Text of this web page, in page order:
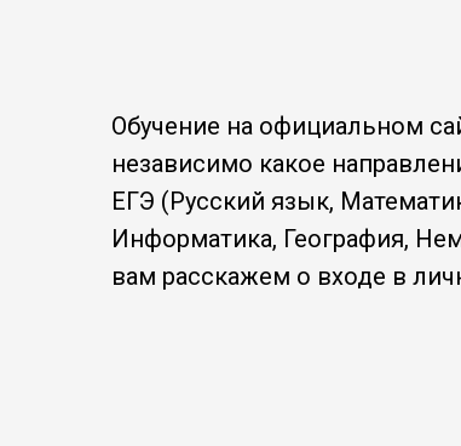
Обучение на официальном
независимо какое
ЕГЭ (Русский язык,
Информатика, География,
вам расскажем о входе в